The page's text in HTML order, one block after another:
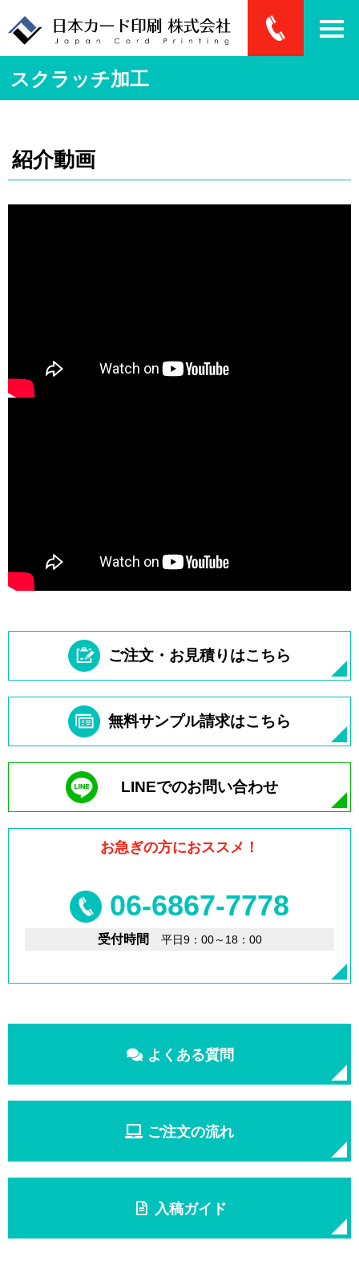
スクラッチ加工
紹介動画
ご注文・お見積りはこちら
無料サンプル請求はこちら
LINEでのお問い合わせ
お急ぎの方におススメ！
06-6867-7778
受付時間 平日9：00～18：00
よくある質問
ご注文の流れ
入稿ガイド